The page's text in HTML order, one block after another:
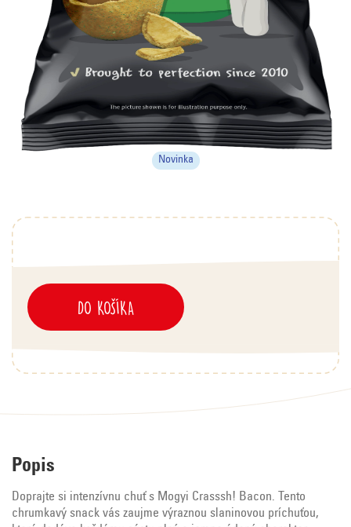
DO KOŠÍKA
Novinka
Popis
Doprajte si intenzívnu chuť s Mogyi Crasssh! Bacon. Tento
chrumkavý snack vás zaujme výraznou slaninovou príchuťou,